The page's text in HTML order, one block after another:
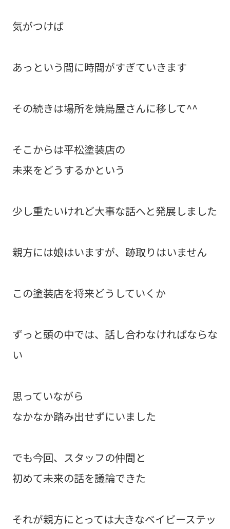
気がつけば
あっという間に時間がすぎていきます
その続きは場所を焼鳥屋さんに移して^^
そこからは平松塗装店の
未来をどうするかという
少し重たいけれど大事な話へと発展しました
親方には娘はいますが、跡取りはいません
この塗装店を将来どうしていくか
ずっと頭の中では、話し合わなければならな
い
思っていながら
なかなか踏み出せずにいました
でも今回、スタッフの仲間と
初めて未来の話を議論できた
それが親方にとっては大きなベイビーステッ